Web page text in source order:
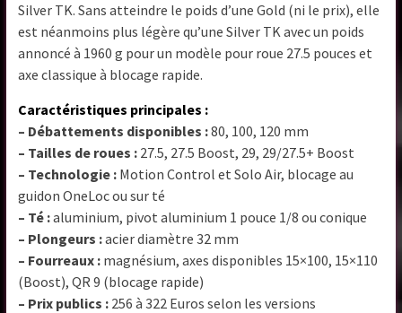
Silver TK. Sans atteindre le poids d’une Gold (ni le prix), elle
est néanmoins plus légère qu’une Silver TK avec un poids
annoncé à 1960 g pour un modèle pour roue 27.5 pouces et
axe classique à blocage rapide.
Caractéristiques principales :
– Débattements disponibles :80, 100, 120 mm
– Tailles de roues : 27.5, 27.5 Boost, 29, 29/27.5+ Boost
– Technologie : Motion Control et Solo Air, blocage au
guidon OneLoc ou sur té
– Té :aluminium, pivot aluminium 1 pouce 1/8 ou conique
– Plongeurs :acier diamètre 32 mm
– Fourreaux : magnésium, axes disponibles 15×100, 15×110
(Boost), QR 9 (blocage rapide)
– Prix publics : 256 à 322 Euros selon les versions